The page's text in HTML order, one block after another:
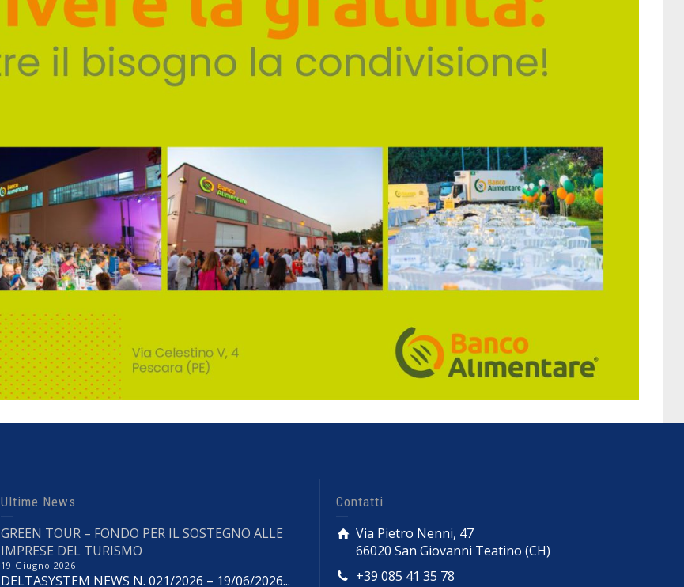
Ultime News
GREEN TOUR – FONDO PER IL SOSTEGNO ALLE
IMPRESE DEL TURISMO
19 Giugno 2026
DELTASYSTEM NEWS N. 021/2026 – 19/06/2026...
Contatti
Via Pietro Nenni, 47
66020 San Giovanni Teatino (CH)
+39 085 41 35 78